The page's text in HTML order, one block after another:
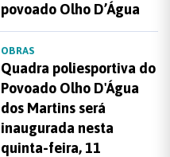
povoado Olho D’Água
OBRAS
Quadra poliesportiva do
Povoado Olho D'Água
dos Martins será
inaugurada nesta
quinta-feira, 11